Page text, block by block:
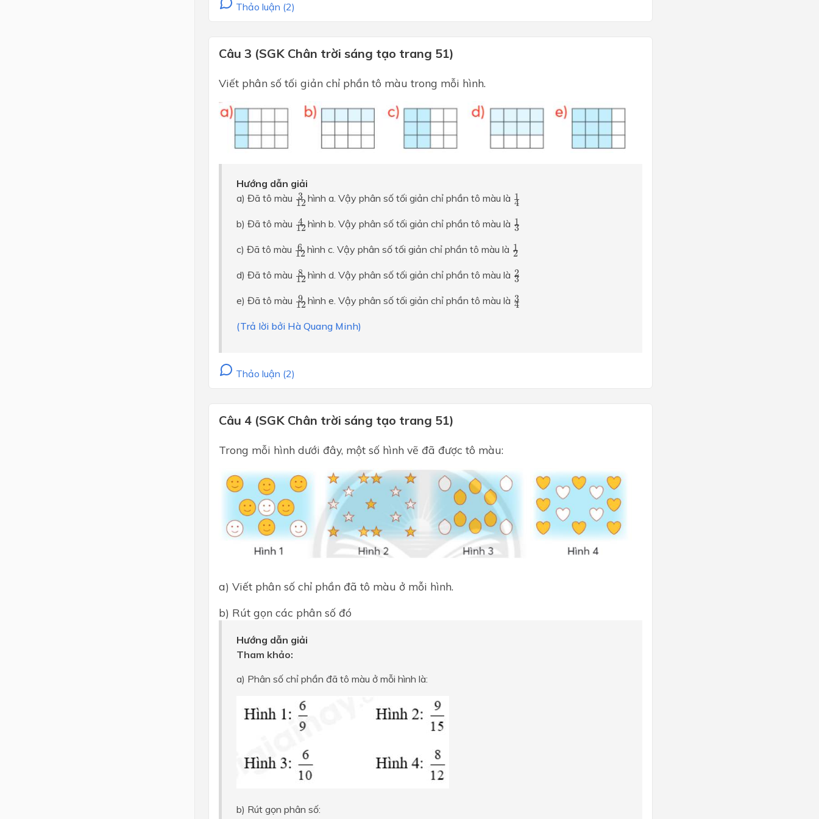
Thảo luận (2)
Câu 3 (SGK Chân trời sáng tạo trang 51)
Viết phân số tối giản chỉ phần tô màu trong mỗi hình.
Hướng dẫn giải
a) Đã tô màu 3
12
312
hình a. Vậy phân số tối giản chỉ phần tô màu là 1
4
1
b) Đã tô màu 4
12
412
hình b. Vậy phân số tối giản chỉ phần tô màu là 1
3
1
c) Đã tô màu 6
12
612
hình c. Vậy phân số tối giản chỉ phần tô màu là 1
2
1
d) Đã tô màu 8
12
812
hình d. Vậy phân số tối giản chỉ phần tô màu là 2
3
2
e) Đã tô màu 9
12
912
hình e. Vậy phân số tối giản chỉ phần tô màu là 3
4
3
(Trả lời bởi Hà Quang Minh)
Thảo luận (2)
Câu 4 (SGK Chân trời sáng tạo trang 51)
Trong mỗi hình dưới đây, một số hình vẽ đã được tô màu:
a) Viết phân số chỉ phần đã tô màu ở mỗi hình.
b) Rút gọn các phân số đó
Hướng dẫn giải
Tham khảo:
a) Phân số chỉ phần đã tô màu ở mỗi hình là:
b) Rút gọn phân số: